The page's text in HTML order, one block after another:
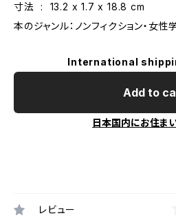
寸法 ‏ : ‎ 13.2 x 1.7 x 18.8 cm
本のジャンル：ノンフィクション・女性
International
Add to
日本国内にお住ま
レビュー